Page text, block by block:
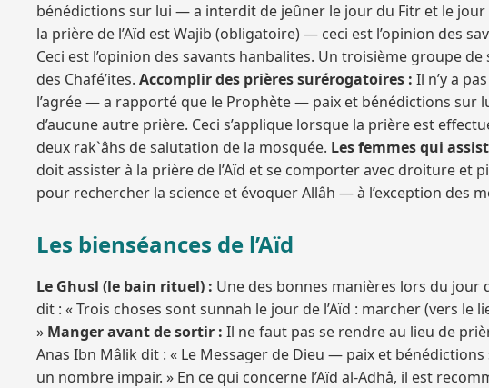
bénédictions sur lui — a interdit de jeûner le jour du Fitr et le jour
la prière de l’Aïd est Wajib (obligatoire) — ceci est l’opinion des
Ceci est l’opinion des savants hanbalites. Un troisième groupe de
des Chafé’ites. Accomplir des prières surérogatoires : Il n’y a
l’agrée — a rapporté que le Prophète — paix et bénédictions sur
d’aucune autre prière. Ceci s’applique lorsque la prière est
deux rak`âhs de salutation de la mosquée. Les femmes qui
doit assister à la prière de l’Aïd et se comporter avec droiture et
pour rechercher la science et évoquer Allâh — à l’exception des
Les bienséances de l’Aïd
Le Ghusl (le bain rituel) : Une des bonnes manières lors du jour
dit : « Trois choses sont sunnah le jour de l’Aïd : marcher (vers le
» Manger avant de sortir : Il ne faut pas se rendre au lieu de
Anas Ibn Mâlik dit : « Le Messager de Dieu — paix et
un nombre impair. » En ce qui concerne l’Aïd al-Adhâ, il est